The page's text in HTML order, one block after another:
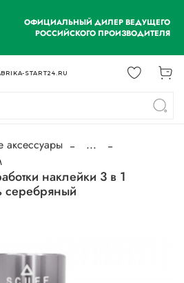
ОФИЦИАЛЬНЫЙ ДИЛЕР ВЕДУЩЕГО
РОССИЙСКОГО ПРОИЗВОДИТЕЛЯ
START24.RU
аксессуары
...
наклейки 3 в 1
серебряный